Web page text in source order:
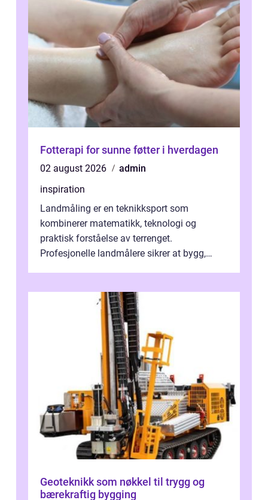
Fotterapi for sunne føtter i hverdagen
02 august 2026
admin
inspiration
Landmåling er en teknikksport som
kombinerer matematikk, teknologi og
praktisk forståelse av terrenget.
Profesjonelle landmålere sikrer at bygg,
Geoteknikk som nøkkel til trygg og
bærekraftig bygging